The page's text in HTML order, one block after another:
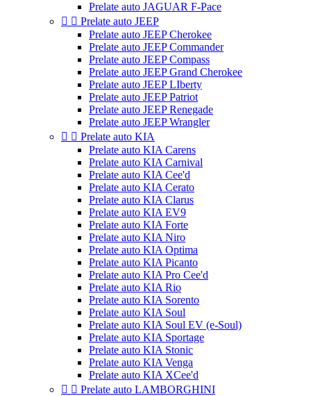
Prelate auto JAGUAR F-Pace
  Prelate auto JEEP
Prelate auto JEEP Cherokee
Prelate auto JEEP Commander
Prelate auto JEEP Compass
Prelate auto JEEP Grand Cherokee
Prelate auto JEEP LIberty
Prelate auto JEEP Patriot
Prelate auto JEEP Renegade
Prelate auto JEEP Wrangler
  Prelate auto KIA
Prelate auto KIA Carens
Prelate auto KIA Carnival
Prelate auto KIA Cee'd
Prelate auto KIA Cerato
Prelate auto KIA Clarus
Prelate auto KIA EV9
Prelate auto KIA Forte
Prelate auto KIA Niro
Prelate auto KIA Optima
Prelate auto KIA Picanto
Prelate auto KIA Pro Cee'd
Prelate auto KIA Rio
Prelate auto KIA Sorento
Prelate auto KIA Soul
Prelate auto KIA Soul EV (e-Soul)
Prelate auto KIA Sportage
Prelate auto KIA Stonic
Prelate auto KIA Venga
Prelate auto KIA XCee'd
  Prelate auto LAMBORGHINI